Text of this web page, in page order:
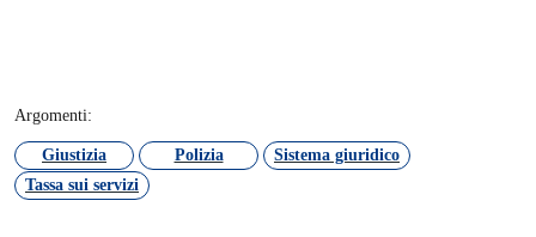
Argomenti:
Giustizia Polizia
Sistema giuridico
Tassa sui servizi